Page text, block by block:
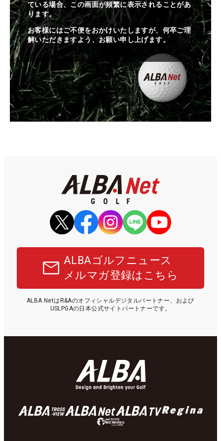
ている場合、この画面が頻繁に表示されることがあ
ります。
お客様にはご不便をおかけいたしますが、何卒ご理
解いただきますよう、お願い申し上げます。
ALBAゴルフニュース
メルマガ登録はこちら
ALBA NetはR&Aのオフィシャルデジタルパートナー、および
USLPGAの日本公式サイトパートナーです。